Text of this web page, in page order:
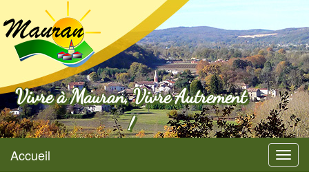
Mauran
Vivre à Mauran, Vivre Autrement
!
Menu
Accueil